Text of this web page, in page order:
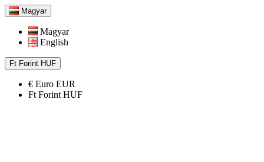
Magyar
Magyar
English
Ft Forint HUF
€ Euro EUR
Ft Forint HUF